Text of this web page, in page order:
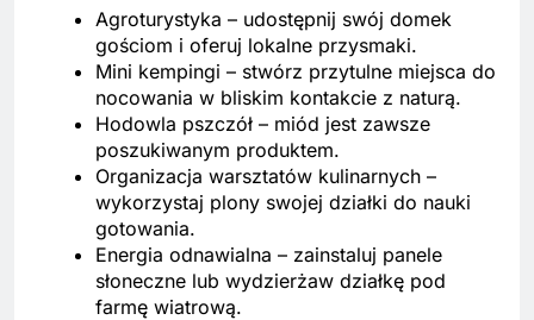
Agroturystyka – udostępnij swój domek
gościom i oferuj lokalne przysmaki.
Mini kempingi – stwórz przytulne miejsca do
nocowania w bliskim kontakcie z naturą.
Hodowla pszczół – miód jest zawsze
poszukiwanym produktem.
Organizacja warsztatów kulinarnych –
wykorzystaj plony swojej działki do nauki
gotowania.
Energia odnawialna – zainstaluj panele
słoneczne lub wydzierżaw działkę pod
farmę wiatrową.